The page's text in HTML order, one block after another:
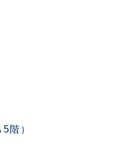
階）